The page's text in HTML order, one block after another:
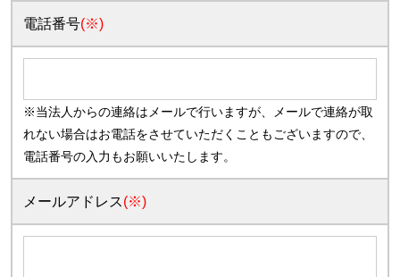
電話番号(※)
※当法人からの連絡はメールで行いますが、メールで連絡が取
れない場合はお電話をさせていただくこともございますので、
電話番号の入力もお願いいたします。
メールアドレス(※)